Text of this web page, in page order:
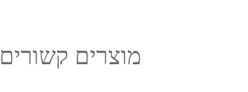
מוצרים קשורים